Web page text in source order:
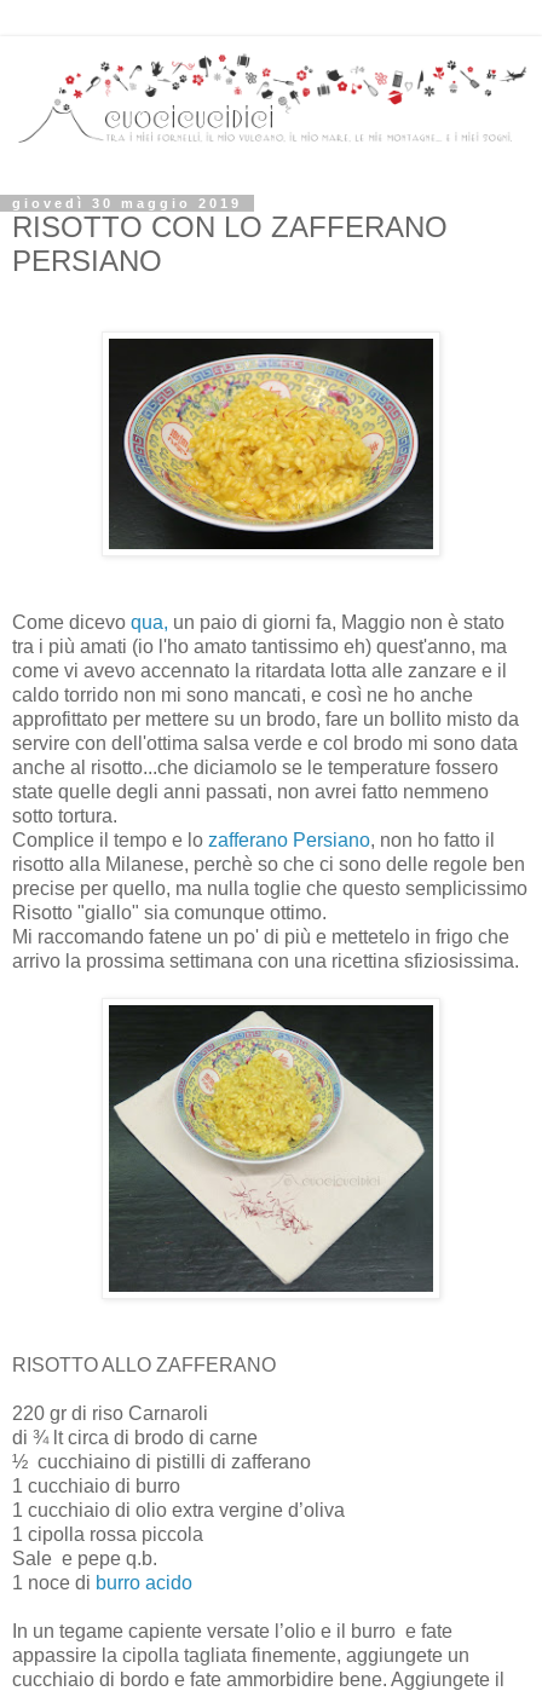
giovedì 30 maggio 2019
RISOTTO CON LO ZAFFERANO
PERSIANO
Come dicevo qua, un paio di giorni fa, Maggio non è stato
tra i più amati (io l'ho amato tantissimo eh) quest'anno, ma
come vi avevo accennato la ritardata lotta alle zanzare e il
caldo torrido non mi sono mancati, e così ne ho anche
approfittato per mettere su un brodo, fare un bollito misto da
servire con dell'ottima salsa verde e col brodo mi sono data
anche al risotto...che diciamolo se le temperature fossero
state quelle degli anni passati, non avrei fatto nemmeno
sotto tortura.
Complice il tempo e lo zafferano Persiano, non ho fatto il
risotto alla Milanese, perchè so che ci sono delle regole ben
precise per quello, ma nulla toglie che questo semplicissimo
Risotto "giallo" sia comunque ottimo.
Mi raccomando fatene un po' di più e mettetelo in frigo che
arrivo la prossima settimana con una ricettina sfiziosissima.
RISOTTO ALLO ZAFFERANO
220 gr di riso Carnaroli
di ¾ lt circa di brodo di carne
½ cucchiaino di pistilli di zafferano
1 cucchiaio di burro
1 cucchiaio di olio extra vergine d’oliva
1 cipolla rossa piccola
Sale e pepe q.b.
1 noce di burro acido
In un tegame capiente versate l’olio e il burro e fate
appassire la cipolla tagliata finemente, aggiungete un
cucchiaio di bordo e fate ammorbidire bene. Aggiungete il